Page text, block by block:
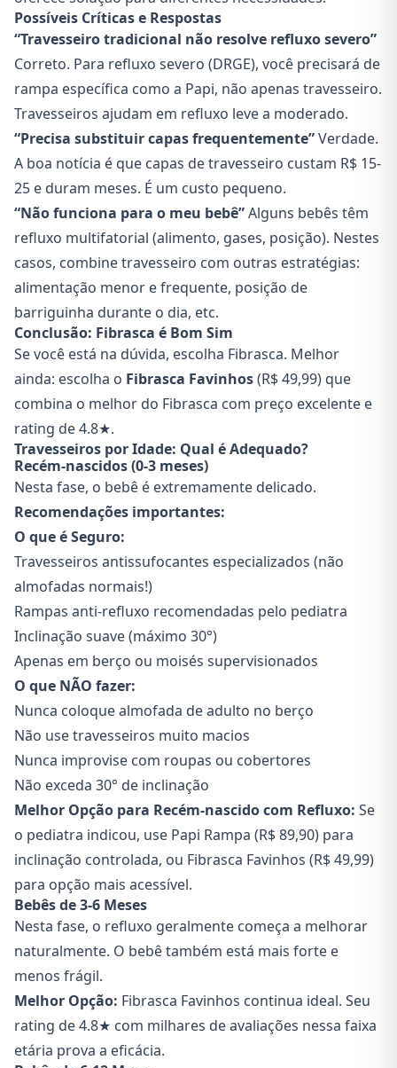
Possíveis Críticas e Respostas
“Travesseiro tradicional não resolve refluxo severo”
Correto. Para refluxo severo (DRGE), você precisará de
rampa específica como a Papi, não apenas travesseiro.
Travesseiros ajudam em refluxo leve a moderado.
“Precisa substituir capas frequentemente”Verdade.
A boa notícia é que capas de travesseiro custam R$ 15-
25 e duram meses. É um custo pequeno.
“Não funciona para o meu bebê”Alguns bebês têm
refluxo multifatorial (alimento, gases, posição). Nestes
casos, combine travesseiro com outras estratégias:
alimentação menor e frequente, posição de
barriguinha durante o dia, etc.
Conclusão: Fibrasca é Bom Sim
Se você está na dúvida, escolha Fibrasca. Melhor
ainda: escolha o Fibrasca Favinhos(R$ 49,99) que
combina o melhor do Fibrasca com preço excelente e
rating de 4.8★.
Travesseiros por Idade: Qual é Adequado?
Recém-nascidos (0-3 meses)
Nesta fase, o bebê é extremamente delicado.
Recomendações importantes:
O que é Seguro:
Travesseiros antissufocantes especializados (não
almofadas normais!)
Rampas anti-refluxo recomendadas pelo pediatra
Inclinação suave (máximo 30°)
Apenas em berço ou moisés supervisionados
O que NÃO fazer:
Nunca coloque almofada de adulto no berço
Não use travesseiros muito macios
Nunca improvise com roupas ou cobertores
Não exceda 30° de inclinação
Melhor Opção para Recém-nascido com Refluxo: Se
o pediatra indicou, use Papi Rampa (R$ 89,90) para
inclinação controlada, ou Fibrasca Favinhos (R$ 49,99)
para opção mais acessível.
Bebês de 3-6 Meses
Nesta fase, o refluxo geralmente começa a melhorar
naturalmente. O bebê também está mais forte e
menos frágil.
Melhor Opção: Fibrasca Favinhos continua ideal. Seu
rating de 4.8★ com milhares de avaliações nessa faixa
etária prova a eficácia.